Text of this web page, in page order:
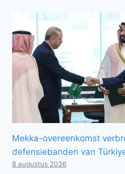
Mekka-overeenkomst
defensiebanden van
8 augustus 2026